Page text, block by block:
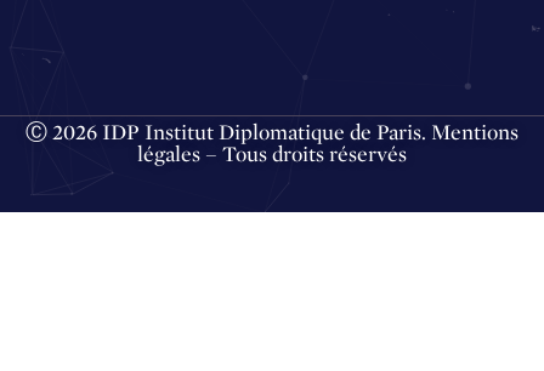
Ⓒ 2026 IDP Institut Diplomatique de Paris. Mentions
légales – Tous droits réservés